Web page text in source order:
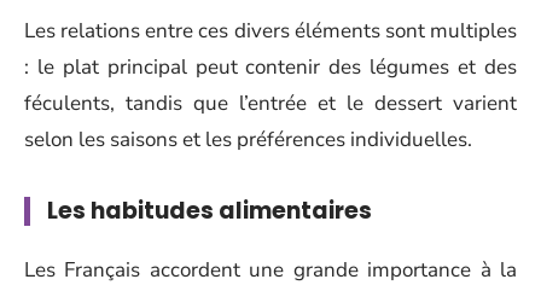
Les relations entre ces divers éléments sont multiples
: le plat principal peut contenir des légumes et des
féculents, tandis que l’entrée et le dessert varient
selon les saisons et les préférences individuelles.
Les habitudes alimentaires
Les Français accordent une grande importance à la